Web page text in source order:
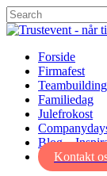
Skip
to
content
Close
Menu
Forside
Firmafest
Teambuilding
Familiedag
Julefrokost
Blog –
Kontakt